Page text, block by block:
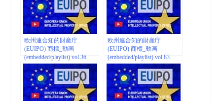
欧州連合知的財産庁
(EUIPO) 商標_動画
(embedded/playlist) vol.36
欧州連合知的財産庁
(EUIPO) 商標_動画
(embedded/playlist) vol.83